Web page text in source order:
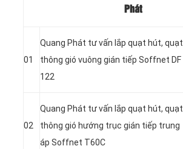
Phát
01
Quang Phát tư vấn lắp quạt hút, quạt
thông gió vuông gián tiếp Soffnet DF
122
02
Quang Phát tư vấn lắp quạt hút, quạt
thông gió hướng trục gián tiếp trung
áp Soffnet T60C